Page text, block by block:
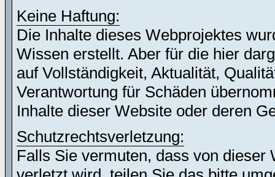
Keine Haftung:
Die Inhalte dieses Webprojektes
Wissen erstellt. Aber für die hier
auf Vollständigkeit, Aktualität,
Verantwortung für Schäden
Inhalte dieser Website oder deren
Schutzrechtsverletzung:
Falls Sie vermuten, dass von